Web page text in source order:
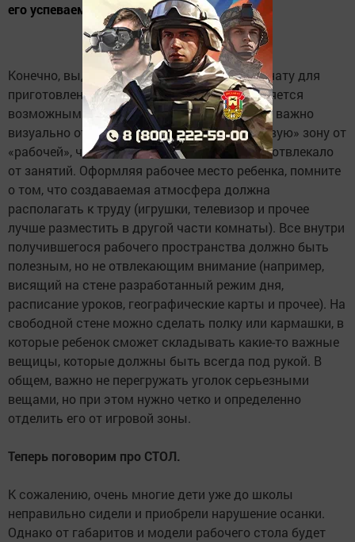
его успеваемость.
Конечно, выделить ребенку отдельную комнату для
приготовления уроков не всегда представляется
возможным. Соответственно в этом случае важно
визуально отделить так называемую «игровую» зону от
«рабочей», чтобы первоклассника ничто не отвлекало
от занятий. Оформляя рабочее место ребенка, помните
о том, что создаваемая атмосфера должна
располагать к труду (игрушки, телевизор и прочее
лучше разместить в другой части комнаты). Все внутри
получившегося рабочего пространства должно быть
полезным, но не отвлекающим внимание (например,
висящий на стене разработанный режим дня,
расписание уроков, географические карты и прочее). На
свободной стене можно сделать полку или кармашки, в
которые ребенок сможет складывать какие-то важные
вещицы, которые должны быть всегда под рукой. В
общем, важно не перегружать уголок серьезными
вещами, но при этом нужно четко и определенно
отделить его от игровой зоны.
Теперь поговорим про СТОЛ.
К сожалению, очень многие дети уже до школы
неправильно сидели и приобрели нарушение осанки.
Однако от габаритов и модели рабочего стола будет